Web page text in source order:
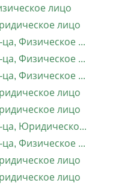
лицо
лицо
Расчет ОСАГО Курская ст-ца, Физическое лицо
Расчет ОСАГО Курская ст-ца, Физическое лицо
Расчет ОСАГО Курская ст-ца, Физическое лицо
лицо
лицо
Расчет ОСАГО Курская ст-ца, Юридическое лицо
Расчет ОСАГО Курская ст-ца, Физическое лицо
лицо
лицо